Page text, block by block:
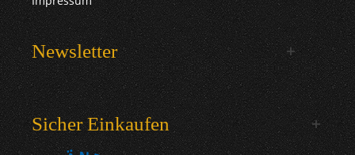
Newsletter
Sicher Einkaufen